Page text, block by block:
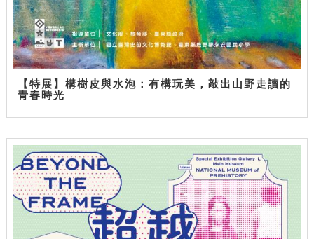
【特展】構樹皮與水泡：有構玩美，敲出山野走讀的
青春時光